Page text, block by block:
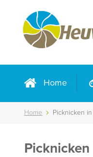
Home
Home Picknicken